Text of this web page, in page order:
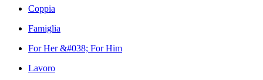
Coppia
Famiglia
For Her &#038; For Him
Lavoro